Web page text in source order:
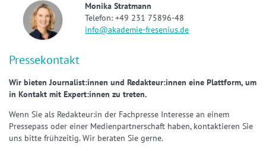
Monika Stratmann
Telefon: +49 231 75896-48
info@akademie-fresenius.de
Pressekontakt
Wir bieten Journalist:innen und Redakteur:innen eine Plattform, um
in Kontakt mit Expert:innen zu treten.
Wenn Sie als Redakteur:in der Fachpresse Interesse an einem
Pressepass oder einer Medienpartnerschaft haben, kontaktieren Sie
uns bitte frühzeitig. Wir beraten Sie gerne.